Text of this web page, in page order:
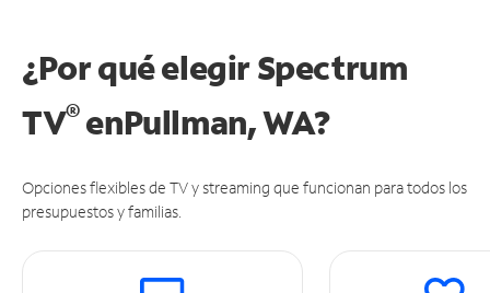
¿Por qué elegir Spectrum
TV®enPullman, WA?
Opciones flexibles de TV y streaming que funcionan para todos los
presupuestos y familias.